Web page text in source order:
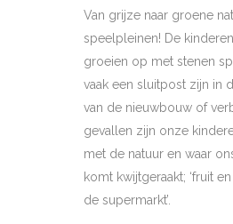
Van grijze naar groene
speelpleinen! De
groeien op met stenen
vaak een sluitpost zijn in
van de nieuwbouw of
gevallen zijn onze
met de natuur en waar
komt kwijtgeraakt; ‘fruit
de supermarkt’.